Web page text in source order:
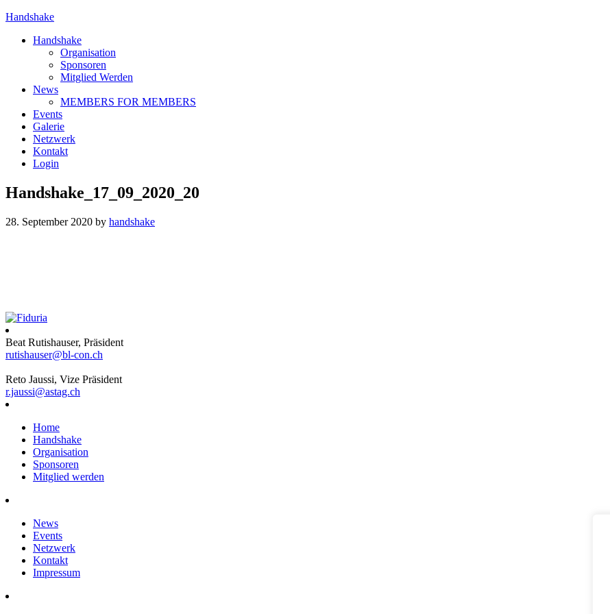
Handshake
Handshake
Organisation
Sponsoren
Mitglied Werden
News
MEMBERS FOR MEMBERS
Events
Galerie
Netzwerk
Kontakt
Login
Handshake_17_09_2020_20
28. September 2020 by handshake
Beat Rutishauser, Präsident
rutishauser@bl-con.ch
Reto Jaussi, Vize Präsident
r.jaussi@astag.ch
Home
Handshake
Organisation
Sponsoren
Mitglied werden
News
Events
Netzwerk
Kontakt
Impressum